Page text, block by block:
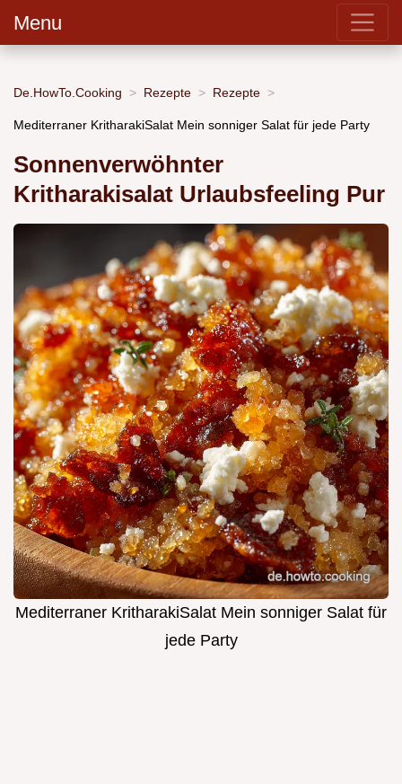
Menu
De.HowTo.Cooking Rezepte Rezepte
Mediterraner KritharakiSalat Mein sonniger Salat für jede Party
Sonnenverwöhnter
Kritharakisalat Urlaubsfeeling Pur
Mediterraner KritharakiSalat Mein sonniger Salat für
jede Party